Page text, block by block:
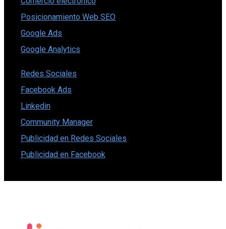
Posicionamiento Web SEO
Google Ads
Google Analytics
Redes Sociales
Facebook Ads
Linkedin
Community Manager
Publicidad en Redes Sociales
Publicidad en Facebook